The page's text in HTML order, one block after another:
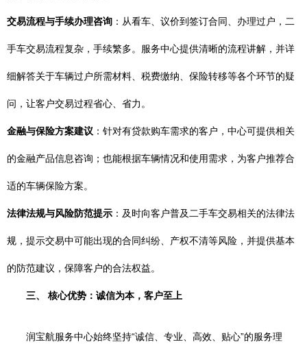
交易流程与手续办理咨询 ：从看车、议价到签订合同、办理过户，二
手车交易流程复杂，手续繁多。服务中心提供清晰的流程讲解，并详
细解答关于车辆过户所需材料、税费缴纳、保险转移等各个环节的疑
问，让客户交易过程省心、省力。
金融与保险方案建议 ：针对有贷款购车需求的客户，中心可提供相关
的金融产品信息咨询；也能根据车辆情况和使用需求，为客户推荐合
适的车辆保险方案。
法律法规与风险防范提示 ：及时向客户普及二手车交易相关的法律法
规，提示交易中可能出现的合同纠纷、产权不清等风险，并提供基本
的防范建议，保障客户的合法权益。
三、 核心优势：诚信为本，客户至上
润宝航服务中心始终坚持“诚信、专业、高效、贴心”的服务理